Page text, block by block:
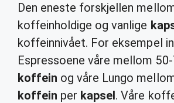
Den eneste forskjellen
koffeinholdige og vanlige
koffeinnivået. For eksempel
Espressoene våre mellom
koffein og våre Lungo
koffein per kapsel. Våre